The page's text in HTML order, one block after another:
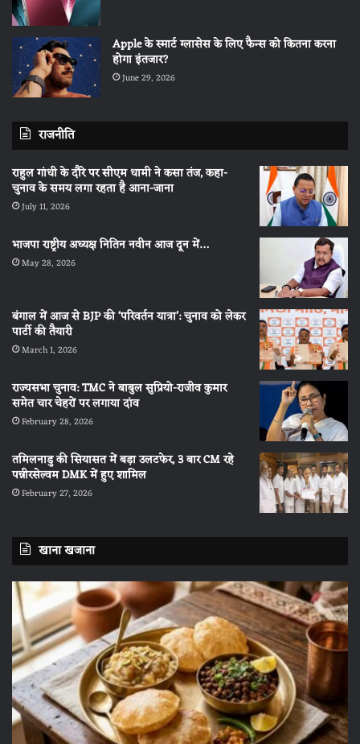
Apple के स्मार्ट ग्लासेस के लिए फैन्स को कितना करना
होगा इंतजार?
June 29, 2026
राजनीति
राहुल गांधी के दौरे पर सीएम धामी ने कसा तंज, कहा-
चुनाव के समय लगा रहता है आना-जाना
July 11, 2026
भाजपा राष्ट्रीय अध्यक्ष नितिन नवीन आज दून में…
May 28, 2026
बंगाल में आज से BJP की ‘परिवर्तन यात्रा’: चुनाव को लेकर
पार्टी की तैयारी
March 1, 2026
राज्यसभा चुनाव: TMC ने बाबुल सुप्रियो-राजीव कुमार
समेत चार चेहरों पर लगाया दांव
February 28, 2026
तमिलनाडु की सियासत में बड़ा उलटफेर, 3 बार CM रहे
पन्नीरसेल्वम DMK में हुए शामिल
February 27, 2026
खाना खजाना